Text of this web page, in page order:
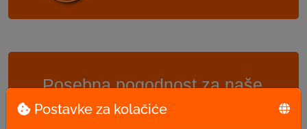
Postavke za kolačiće
Posebna pogodnost za naše
klijente